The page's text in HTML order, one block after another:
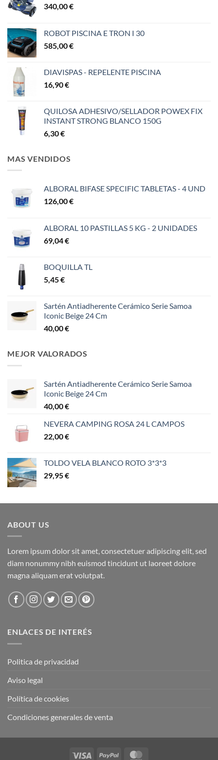
340,00€
ROBOT PISCINA E TRON I 30
585,00€
DIAVISPAS - REPELENTE PISCINA
16,90€
QUILOSA ADHESIVO/SELLADOR POWEX FIX
INSTANT STRONG BLANCO 150G
6,30€
MAS VENDIDOS
ALBORAL BIFASE SPECIFIC TABLETAS - 4 UND
126,00€
ALBORAL 10 PASTILLAS 5 KG - 2 UNIDADES
69,04€
BOQUILLA TL
5,45€
Sartén Antiadherente Cerámico Serie Samoa
Iconic Beige 24 Cm
40,00€
MEJOR VALORADOS
Sartén Antiadherente Cerámico Serie Samoa
Iconic Beige 24 Cm
40,00€
NEVERA CAMPING ROSA 24 L CAMPOS
22,00€
TOLDO VELA BLANCO ROTO 3*3*3
29,95€
ABOUT US
Lorem ipsum dolor sit amet, consectetuer adipiscing elit, sed
diam nonummy nibh euismod tincidunt ut laoreet dolore
magna aliquam erat volutpat.
ENLACES DE INTERÉS
Politica de privacidad
Aviso legal
Política de cookies
Condiciones generales de venta
Visa PayPal